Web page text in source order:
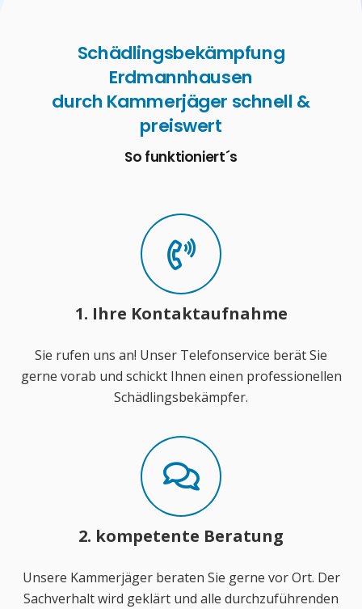
Schädlingsbekämpfung
Erdmannhausen
durch Kammerjäger schnell &
preiswert
So funktioniert´s
1. Ihre Kontaktaufnahme
Sie rufen uns an! Unser Telefonservice berät Sie
gerne vorab und schickt Ihnen einen professionellen
Schädlingsbekämpfer.
2. kompetente Beratung
Unsere Kammerjäger beraten Sie gerne vor Ort. Der
Sachverhalt wird geklärt und alle durchzuführenden